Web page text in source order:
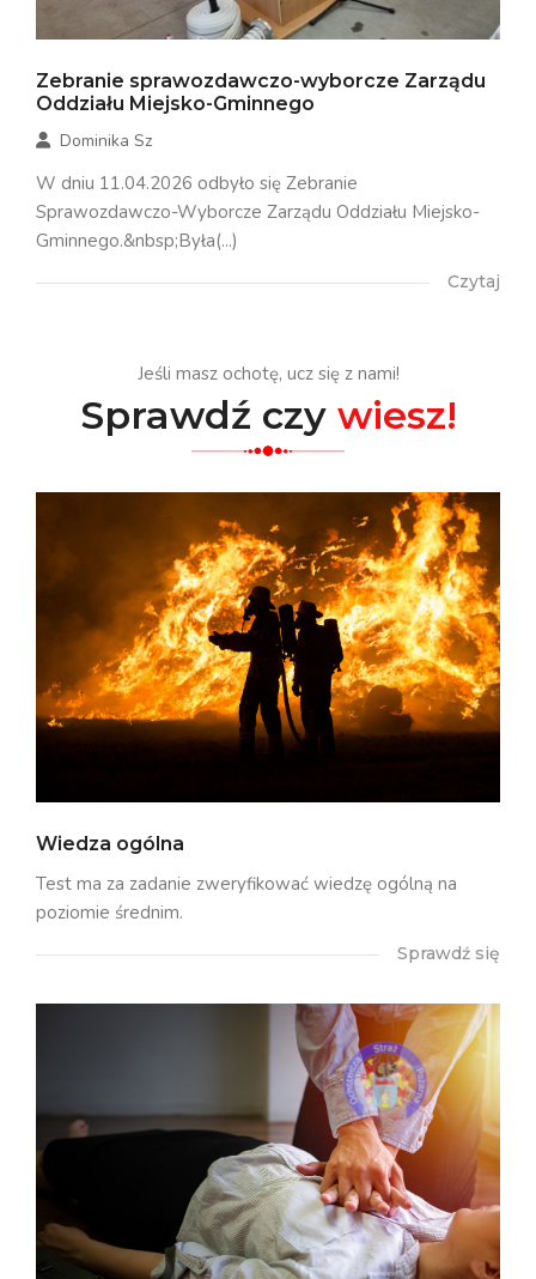
Zebranie sprawozdawczo-wyborcze Zarządu
Oddziału Miejsko-Gminnego
Dominika Sz
W dniu 11.04.2026 odbyło się Zebranie
Sprawozdawczo-Wyborcze Zarządu Oddziału Miejsko-
Gminnego.&nbsp;Była(...)
Czytaj
Jeśli masz ochotę, ucz się z nami!
Sprawdź czy wiesz!
Wiedza ogólna
Test ma za zadanie zweryfikować wiedzę ogólną na
poziomie średnim.
Sprawdź się